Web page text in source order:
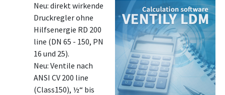
Neu: direkt wirkende
Druckregler ohne
Hilfsenergie RD 200
line (DN 65 - 150, PN
16 und 25).
Neu: Ventile nach
ANSI CV 200 line
(Class150), ½“ bis